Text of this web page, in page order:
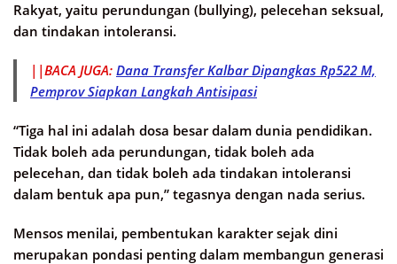
Rakyat, yaitu perundungan (bullying), pelecehan seksual,
dan tindakan intoleransi.
||BACA JUGA: Dana Transfer Kalbar Dipangkas Rp522 M,
Pemprov Siapkan Langkah Antisipasi
“Tiga hal ini adalah dosa besar dalam dunia pendidikan.
Tidak boleh ada perundungan, tidak boleh ada
pelecehan, dan tidak boleh ada tindakan intoleransi
dalam bentuk apa pun,” tegasnya dengan nada serius.
Mensos menilai, pembentukan karakter sejak dini
merupakan pondasi penting dalam membangun generasi